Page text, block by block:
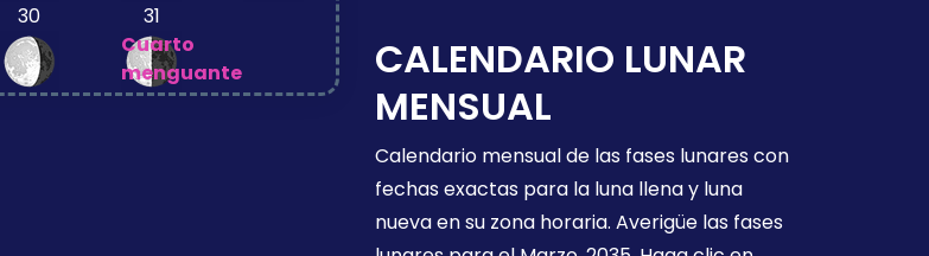
30
31
Cuarto
menguante
CALENDARIO LUNAR
MENSUAL
Calendario mensual de las fases lunares con
fechas exactas para la luna llena y luna
nueva en su zona horaria. Averigüe las fases